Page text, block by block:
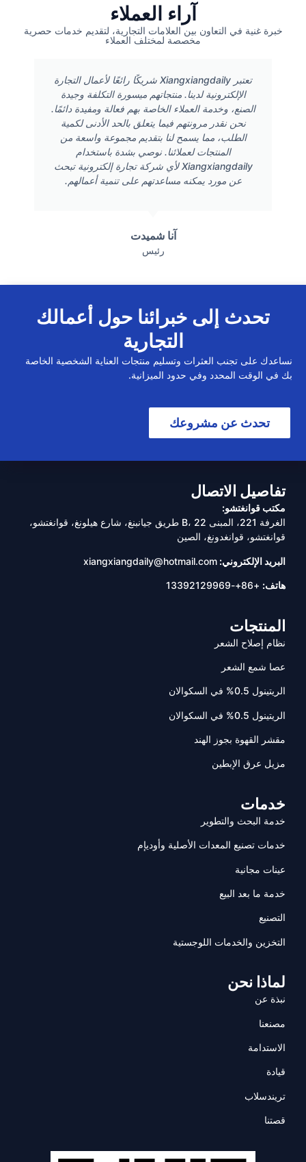
آراء العملاء
خبرة غنية في التعاون بين العلامات التجارية، لتقديم خدمات حصرية
مخصصة لمختلف العملاء
تعتبر Xiangxiangdaily شريكًا رائعًا لأعمال التجارة
الإلكترونية لدينا. منتجاتهم ميسورة التكلفة وجيدة
الصنع، وخدمة العملاء الخاصة بهم فعالة ومفيدة دائمًا.
نحن نقدر مرونتهم فيما يتعلق بالحد الأدنى لكمية
الطلب، مما يسمح لنا بتقديم مجموعة واسعة من
المنتجات لعملائنا. نوصي بشدة باستخدام
Xiangxiangdaily لأي شركة تجارة إلكترونية تبحث
عن مورد يمكنه مساعدتهم على تنمية أعمالهم.
آنا شميدت
رئيس
تحدث إلى خبرائنا حول أعمالك
التجارية
نساعدك على تجنب العثرات وتسليم منتجات العناية الشخصية الخاصة
بك في الوقت المحدد وفي حدود الميزانية.
تحدث عن مشروعك
تفاصيل الاتصال
مكتب قوانغتشو:
الغرفة 221، المبنى B، 22 طريق جيانبنغ، شارع هيلونغ، قوانغتشو،
قوانغتشو، قوانغدونغ، الصين
البريد الإلكتروني: xiangxiangdaily@hotmail.com
هاتف: +86+-13392129969
المنتجات
نظام إصلاح الشعر
عصا شمع الشعر
الريتينول 0.5% في السكوالان
الريتينول 0.5% في السكوالان
مقشر القهوة بجوز الهند
مزيل عرق الإبطين
خدمات
خدمة البحث والتطوير
خدمات تصنيع المعدات الأصلية وأوديإم
عينات مجانية
خدمة ما بعد البيع
التصنيع
التخزين والخدمات اللوجستية
لماذا نحن
نبذة عن
مصنعنا
الاستدامة
قيادة
تريندسلاب
قصتنا